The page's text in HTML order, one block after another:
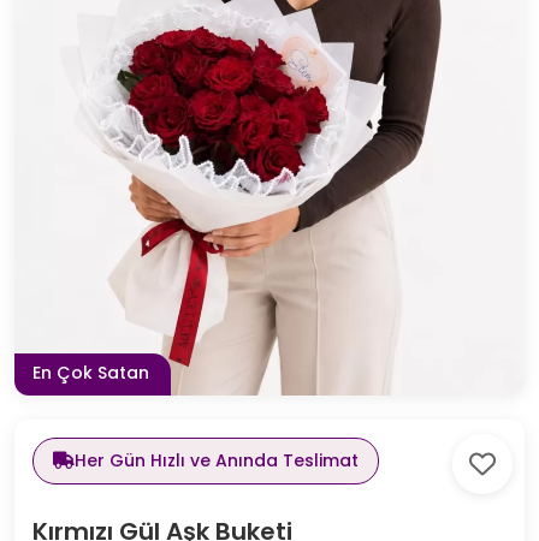
En Çok Satan
Her Gün Hızlı ve Anında Teslimat
Kırmızı Gül Aşk Buketi